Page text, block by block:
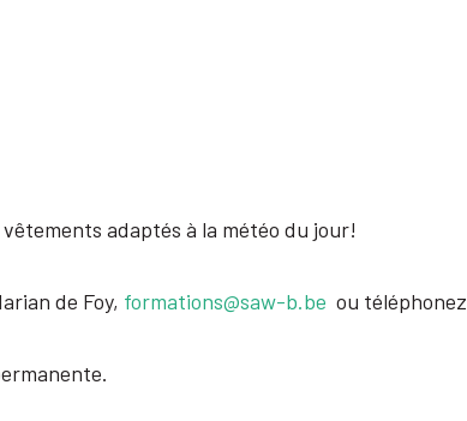
adaptés à la météo du jour!
de Foy, formations@saw-b.be ou téléphonez